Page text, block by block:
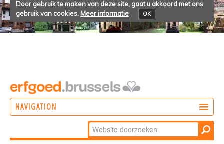
Door gebruik te maken van deze site, gaat u akkoord met ons
gebruik van cookies. Meer informatie OK
NAVIGATION
Zoek
Geavanceerd